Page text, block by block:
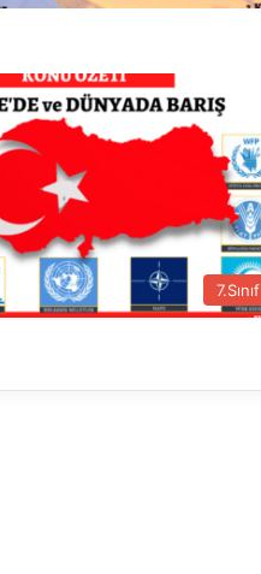
7.Sınıf